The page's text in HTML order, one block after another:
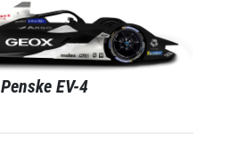
Penske EV-4